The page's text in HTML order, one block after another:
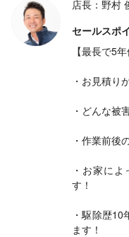
店長：野村
セールスポ
【最長で5
・お見積り
・どんな被
・作業前後
・お家に
す！
・駆除歴
ます！